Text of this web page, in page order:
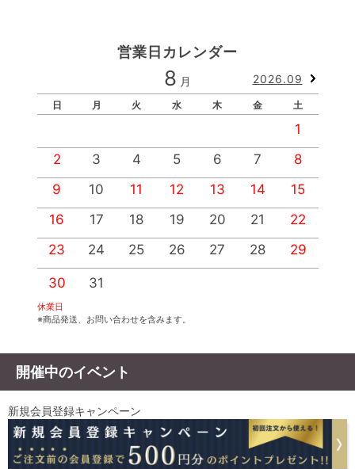
営業日カレンダー
8 月 2026.09
日 月 火 水 木 金 土
1
2
3 4 5 6 7
8
9
10 11 12 13 14
15
16
17 18 19 20 21
22
23
24 25 26 27 28 29
30 31
休業日
※商品発送、お問い合わせを含みます。
開催中のイベント
新規会員登録キャンペーン